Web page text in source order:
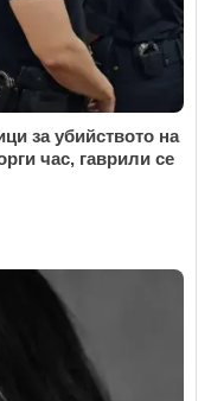
за убийството на
час, гаврили се